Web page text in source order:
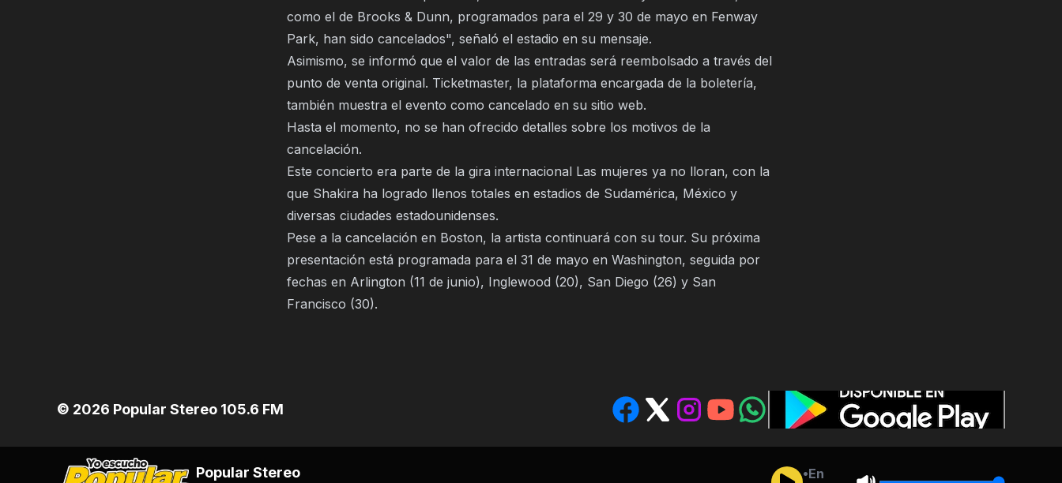
como el de Brooks & Dunn, programados para el 29 y 30 de mayo en Fenway
Park, han sido cancelados", señaló el estadio en su mensaje.
Asimismo, se informó que el valor de las entradas será reembolsado a través del
punto de venta original. Ticketmaster, la plataforma encargada de la boletería,
también muestra el evento como cancelado en su sitio web.
Hasta el momento, no se han ofrecido detalles sobre los motivos de la
cancelación.
Este concierto era parte de la gira internacional Las mujeres ya no lloran, con la
que Shakira ha logrado llenos totales en estadios de Sudamérica, México y
diversas ciudades estadounidenses.
Pese a la cancelación en Boston, la artista continuará con su tour. Su próxima
presentación está programada para el 31 de mayo en Washington, seguida por
fechas en Arlington (11 de junio), Inglewood (20), San Diego (26) y San
Francisco (30).
Popular Stereo
•En
© 2026 Popular Stereo 105.6 FM